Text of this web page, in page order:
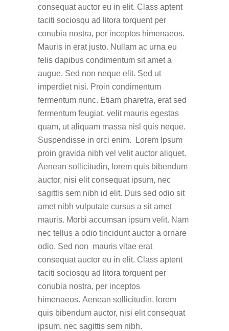
consequat auctor eu in elit. Class aptent
taciti sociosqu ad litora torquent per
conubia nostra, per inceptos himenaeos.
Mauris in erat justo. Nullam ac urna eu
felis dapibus condimentum sit amet a
augue. Sed non neque elit. Sed ut
imperdiet nisi. Proin condimentum
fermentum nunc. Etiam pharetra, erat sed
fermentum feugiat, velit mauris egestas
quam, ut aliquam massa nisl quis neque.
Suspendisse in orci enim. Lorem Ipsum
proin gravida nibh vel velit auctor aliquet.
Aenean sollicitudin, lorem quis bibendum
auctor, nisi elit consequat ipsum, nec
sagittis sem nibh id elit. Duis sed odio sit
amet nibh vulputate cursus a sit amet
mauris. Morbi accumsan ipsum velit. Nam
nec tellus a odio tincidunt auctor a ornare
odio. Sed non mauris vitae erat
consequat auctor eu in elit. Class aptent
taciti sociosqu ad litora torquent per
conubia nostra, per inceptos
himenaeos. Aenean sollicitudin, lorem
quis bibendum auctor, nisi elit consequat
ipsum, nec sagittis sem nibh.